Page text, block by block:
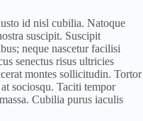
id nisl cubilia. Natoque
suscipit. Suscipit
neque nascetur facilisi
senectus risus ultricies
montes sollicitudin. Tortor
sociosqu. Taciti tempor
Cubilia purus iaculis